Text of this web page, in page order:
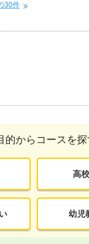
30件
的からコースを探
高
幼児